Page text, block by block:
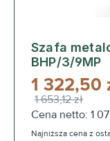
Szafa
BHP/3/9MP
1 322,50
1 653,12 zł
Cena netto: 1
Najniższa cena z